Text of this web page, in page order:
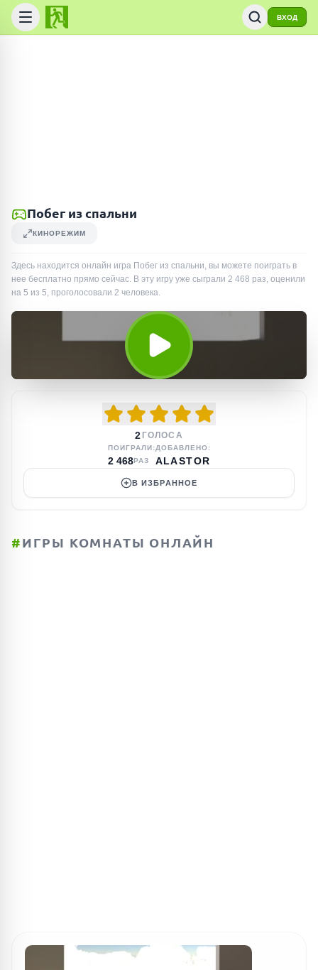
ВХОД
Побег из спальни
КИНОРЕЖИМ
Здесь находится онлайн игра Побег из спальни, вы можете поиграть в
нее бесплатно прямо сейчас. В эту игру уже сыграли 2 468 раз, оценили
на 5 из 5, проголосовали 2 человека.
2 ГОЛОСА
ПОИГРАЛИ:
2 468РАЗ
ДОБАВЛЕНО:
ALASTOR
В ИЗБРАННОЕ
#ИГРЫ КОМНАТЫ ОНЛАЙН